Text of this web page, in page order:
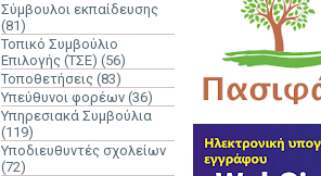
Σύμβουλοι εκπαίδευσης
(81)
Τοπικό Συμβούλιο
Επιλογής (ΤΣΕ) (56)
Τοποθετήσεις (83)
Υπεύθυνοι φορέων (36)
Υπηρεσιακά Συμβούλια
(119)
Υποδιευθυντές σχολείων
(72)